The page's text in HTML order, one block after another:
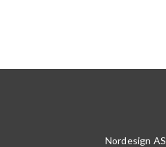
Nordesign AS